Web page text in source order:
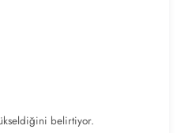
belirtiyor.